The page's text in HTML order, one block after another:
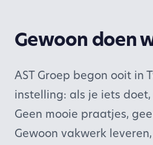
Gewoon doen
AST Groep begon ooit in
instelling: als je iets
Geen mooie praatjes,
Gewoon vakwerk